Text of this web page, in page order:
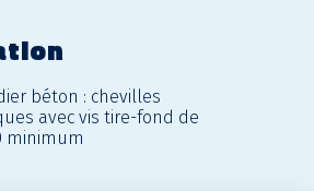
béton : chevilles
avec vis tire-fond de
minimum